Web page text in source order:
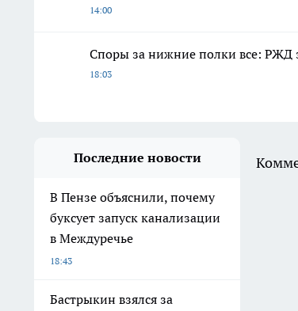
14:00
Споры за нижние полки все: РЖД
18:03
Последние новости
В Пензе объяснили, почему
буксует запуск канализации
в Междуречье
18:43
Бастрыкин взялся за